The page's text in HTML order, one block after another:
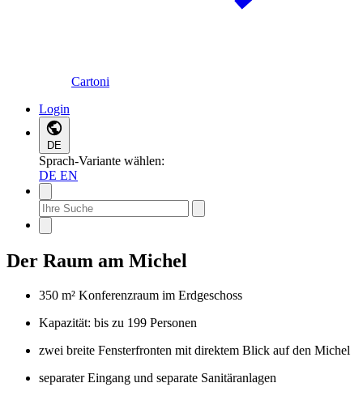
Cartoni
Login
DE
Sprach-Variante wählen:
DE EN
Der Raum am Michel
350 m² Konferenzraum im Erdgeschoss
Kapazität: bis zu 199 Personen
zwei breite Fensterfronten mit direktem Blick auf den Michel
separater Eingang und separate Sanitäranlagen